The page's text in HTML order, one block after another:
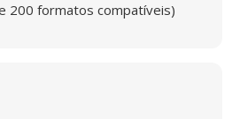
200 formatos compatíveis)